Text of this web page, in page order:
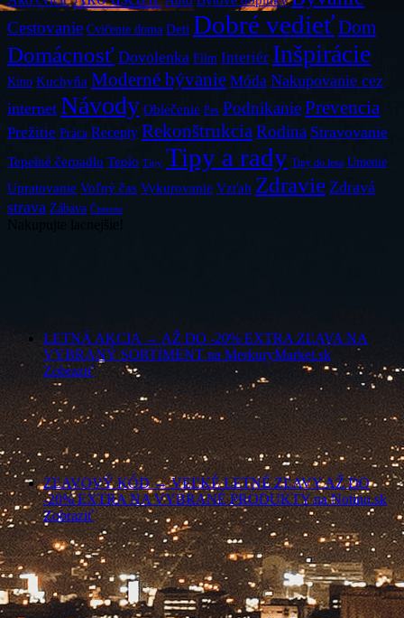
Cestovanie Cvičenie doma Deti Dobré vedieťDom
Domácnosť Dovolenka Film Interiér Inšpirácie
Kino Kuchyňa Moderné bývanie Móda Nakupovanie cez
internet Návody Oblečenie Pes PodnikaniePrevencia
Prežitie Práca Recepty RekonštrukciaRodina Stravovanie
Tepelné čerpadlo Teplo Tipy Tipy a rady Tipy do lesa Umenie
Upratovanie Voľný čas Vykurovanie Vzťah Zdravie Zdravá
strava Zábava Čistenie
Nakupujte lacnejšie!
LETNÁ AKCIA → AŽ DO -20% EXTRA ZĽAVA NA
VYBRANÝ SORTIMENT na MerkuryMarket.sk
Zobraziť
ZĽAVOVÝ KÓD → VEĽKÉ LETNÉ ZĽAVY AŽ DO
-20% EXTRA NA VYBRANÉ PRODUKTY na Notino.sk
Zobraziť